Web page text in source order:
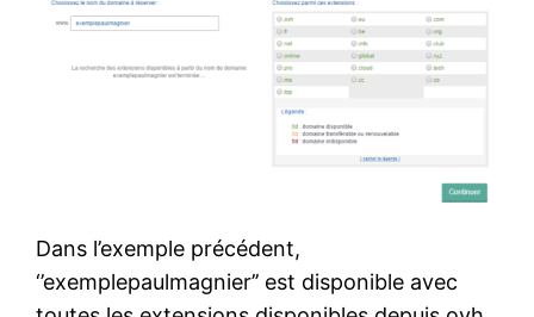
Dans l’exemple précédent,
‘’exemplepaulmagnier’’ est disponible avec